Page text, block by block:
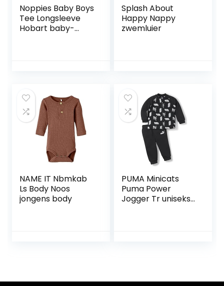
Noppies Baby Boys
Tee Longsleeve
Hobart baby-
Splash About
Happy Nappy
zwemluier
NAME IT Nbmkab
Ls Body Noos
jongens body
PUMA Minicats
Puma Power
Jogger Tr uniseks-